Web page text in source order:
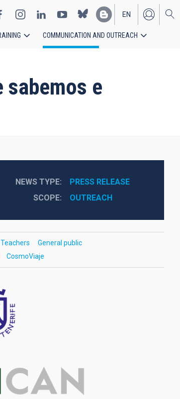
EN
ES
COMMUNICATION AND OUTREACH
e
NEWS TYPE
PRESS RELEASE
SCOPE
OUTREACH
Teachers
General public
CosmoViaje